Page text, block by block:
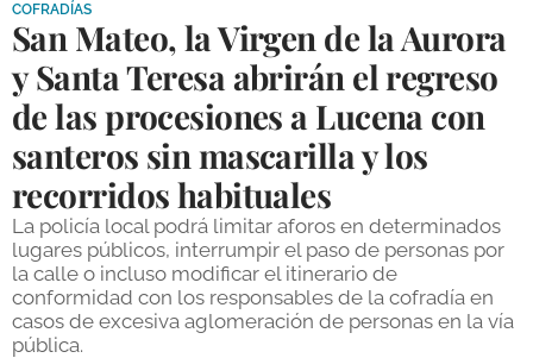
DEPORTES
COMPETICIONES
DEPORTE BASE
OPINIÓN
VENTANA CIUDADANA
CÓRDOBA
PROVINCIA
COFRADÍAS
San Mateo, la Virgen de la Aurora
y Santa Teresa abrirán el regreso
de las procesiones a Lucena con
santeros sin mascarilla y los
recorridos habituales
La policía local podrá limitar aforos en determinados
lugares públicos, interrumpir el paso de personas por
la calle o incluso modificar el itinerario de
conformidad con los responsables de la cofradía en
casos de excesiva aglomeración de personas en la vía
pública.